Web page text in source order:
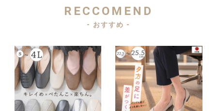
RECCOMEND
- おすすめ -